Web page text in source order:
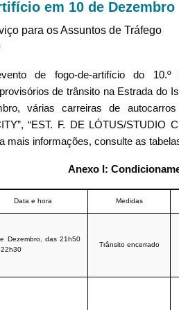
em 10 de Dezembro
para os Assuntos de Tráfego
de fogo-de-artifício do
de trânsito na Estrada do
várias carreiras de
“EST. F. DE LÓTUS/STUDIO
mais informações, consulte as
Anexo I:
Data e hora Medidas
Dezembro, das 21h50
Trânsito encerrado